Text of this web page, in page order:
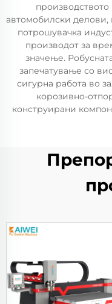
производството
автомобилски
потрошувачка
производот за
значење.
запечатување со
сигурна работа во
корозивно-
конструирани